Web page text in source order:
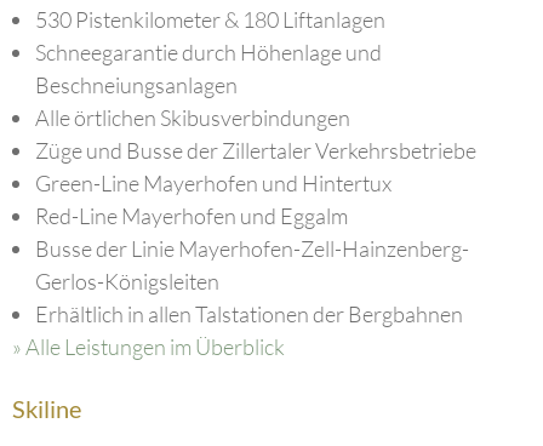
530 Pistenkilometer & 180 Liftanlagen
Schneegarantie durch Höhenlage und
Beschneiungsanlagen
Alle örtlichen Skibusverbindungen
Züge und Busse der Zillertaler Verkehrsbetriebe
Green-Line Mayerhofen und Hintertux
Red-Line Mayerhofen und Eggalm
Busse der Linie Mayerhofen-Zell-Hainzenberg-
Gerlos-Königsleiten
Erhältlich in allen Talstationen der Bergbahnen
» Alle Leistungen im Überblick
Skiline